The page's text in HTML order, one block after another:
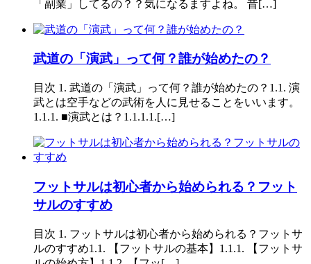
「副業」してるの？？気になるますよね。 昔[…]
武道の「演武」って何？誰が始めたの？
目次 1. 武道の「演武」って何？誰が始めたの？1.1. 演
武とは空手などの武術を人に見せることをいいます。
1.1.1. ■演武とは？1.1.1.1.[…]
フットサルは初心者から始められる？フット
サルのすすめ
目次 1. フットサルは初心者から始められる？フットサ
ルのすすめ1.1. 【フットサルの基本】1.1.1. 【フットサ